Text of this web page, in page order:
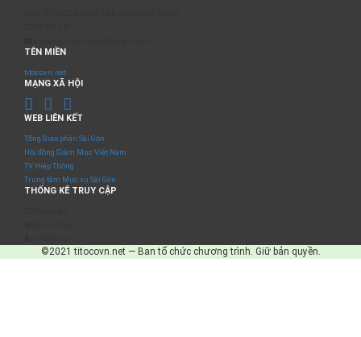
TÊN MIỀN
titocovn.net
MẠNG XÃ HỘI
WEB LIÊN KẾT
Tổng Giáo phận Sài Gòn
Hội đồng Giám Mục Việt Nam
TV Hiệp Thông
Trung tâm Mục vụ Sài Gòn
THỐNG KÊ TRUY CẬP
©2021 titocovn.net — Ban tổ chức chương trình. Giữ bản quyền.